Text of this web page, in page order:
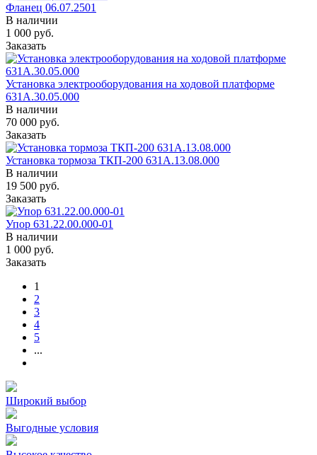
Фланец 06.07.2501
В наличии
1 000 руб.
Заказать
Установка электрооборудования на ходовой платформе
631А.30.05.000
В наличии
70 000 руб.
Заказать
Установка тормоза ТКП-200 631А.13.08.000
В наличии
19 500 руб.
Заказать
Упор 631.22.00.000-01
В наличии
1 000 руб.
Заказать
1
2
3
4
5
...
Широкий выбор
Выгодные условия